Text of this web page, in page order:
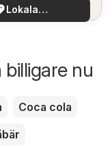
Lokala
erbjudanden
nu
Coca cola